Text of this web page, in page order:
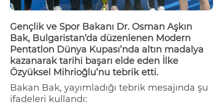
Gençlik ve Spor Bakanı Dr. Osman Aşkın
Bak, Bulgaristan’da düzenlenen Modern
Pentatlon Dünya Kupası’nda altın madalya
kazanarak tarihi başarı elde eden İlke
Özyüksel Mihrioğlu’nu tebrik etti.
Bakan Bak, yayımladığı tebrik mesajında şu
ifadeleri kullandı: